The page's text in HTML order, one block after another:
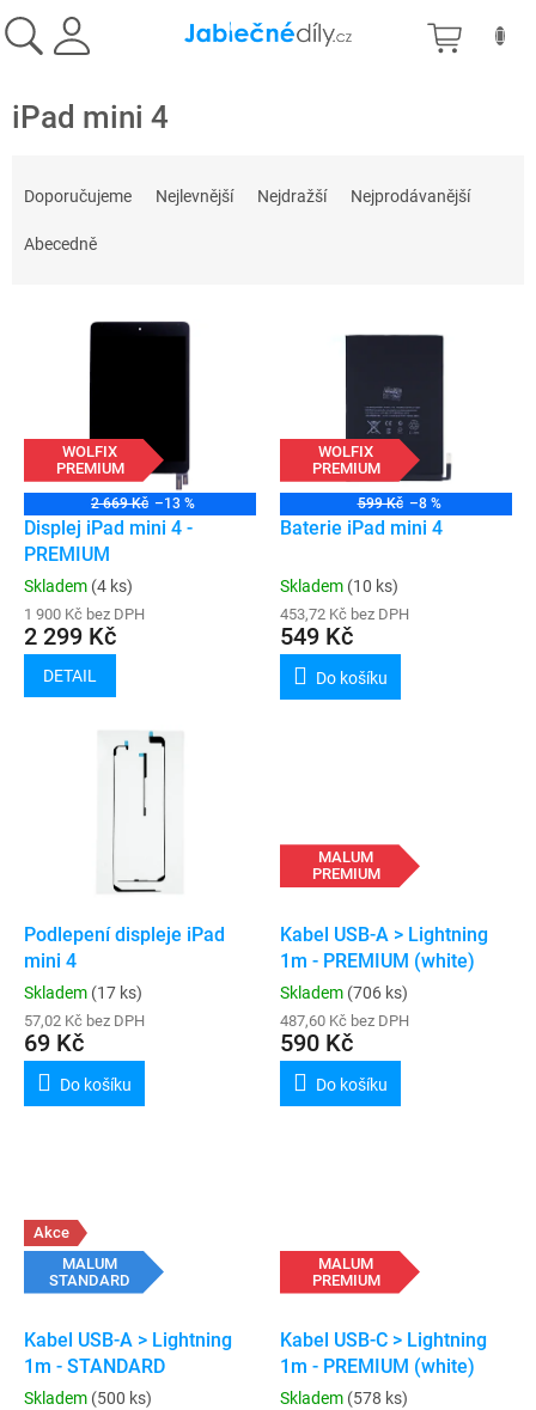
na
obsah
iPad mini 4
Doporučujeme Nejlevnější Nejdražší Nejprodávanější
Abecedně
WOLFIX
PREMIUM
2 669 Kč –13 %
Displej iPad mini 4 -
PREMIUM
Skladem (4 ks)
1 900 Kč bez DPH
2 299 Kč
DETAIL
WOLFIX
PREMIUM
599 Kč –8 %
Baterie iPad mini 4
Skladem (10 ks)
453,72 Kč bez DPH
549 Kč
Do košíku
Podlepení displeje iPad
mini 4
Skladem (17 ks)
57,02 Kč bez DPH
69 Kč
Do košíku
MALUM
PREMIUM
Kabel USB-A > Lightning
1m - PREMIUM (white)
Skladem (706 ks)
487,60 Kč bez DPH
590 Kč
Do košíku
Akce
MALUM
STANDARD
Kabel USB-A > Lightning
1m - STANDARD
Skladem (500 ks)
MALUM
PREMIUM
Kabel USB-C > Lightning
1m - PREMIUM (white)
Skladem (578 ks)